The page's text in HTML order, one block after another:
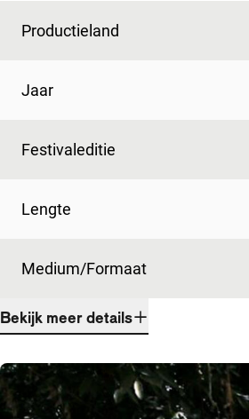
Productieland
Jaar
Festivaleditie
Lengte
Medium/Formaat
Bekijk meer details